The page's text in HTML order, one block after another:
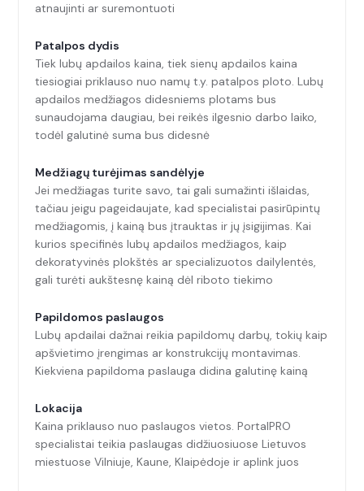
atnaujinti ar suremontuoti
Patalpos dydis
Tiek lubų apdailos kaina, tiek sienų apdailos kaina
tiesiogiai priklauso nuo namų t.y. patalpos ploto. Lubų
apdailos medžiagos didesniems plotams bus
sunaudojama daugiau, bei reikės ilgesnio darbo laiko,
todėl galutinė suma bus didesnė
Medžiagų turėjimas sandėlyje
Jei medžiagas turite savo, tai gali sumažinti išlaidas,
tačiau jeigu pageidaujate, kad specialistai pasirūpintų
medžiagomis, į kainą bus įtrauktas ir jų įsigijimas. Kai
kurios specifinės lubų apdailos medžiagos, kaip
dekoratyvinės plokštės ar specializuotos dailylentės,
gali turėti aukštesnę kainą dėl riboto tiekimo
Papildomos paslaugos
Lubų apdailai dažnai reikia papildomų darbų, tokių kaip
apšvietimo įrengimas ar konstrukcijų montavimas.
Kiekviena papildoma paslauga didina galutinę kainą
Lokacija
Kaina priklauso nuo paslaugos vietos. PortalPRO
specialistai teikia paslaugas didžiuosiuose Lietuvos
miestuose Vilniuje, Kaune, Klaipėdoje ir aplink juos